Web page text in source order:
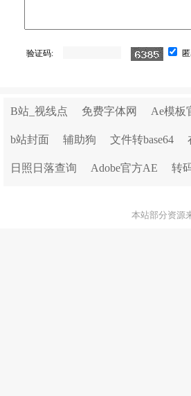
验证码:
B站_视线点 免费字体网 Ae模板
b站封面 辅助狗 文件转base64
日照日落查询 Adobe官方AE 转
本站部分资源